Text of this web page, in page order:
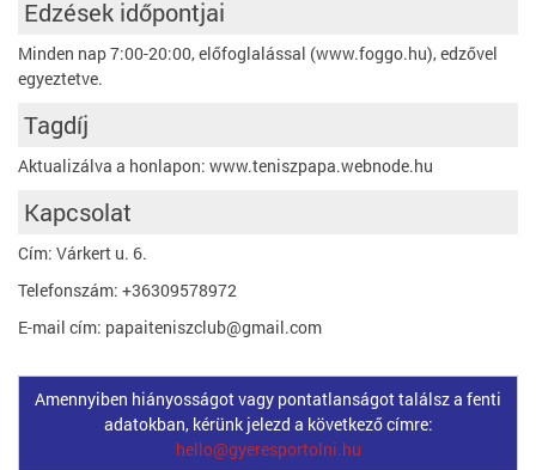
Edzések időpontjai
Minden nap 7:00-20:00, előfoglalással (www.foggo.hu), edzővel
egyeztetve.
Tagdíj
Aktualizálva a honlapon: www.teniszpapa.webnode.hu
Kapcsolat
Cím: Várkert u. 6.
Telefonszám: +36309578972
E-mail cím: papaiteniszclub@gmail.com
Amennyiben hiányosságot vagy pontatlanságot találsz a fenti
adatokban, kérünk jelezd a következő címre:
hello@gyeresportolni.hu